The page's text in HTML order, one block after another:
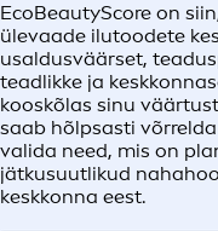
EcoBeautyScore on
ülevaade ilutoodete
usaldusväärset,
teadlikke ja
kooskõlas sinu
saab hõlpsasti
valida need, mis on
jätkusuutlikud
keskkonna eest.